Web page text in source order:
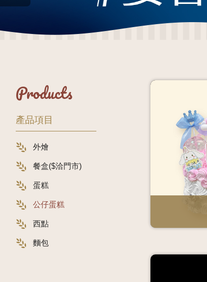
Products
產品項目
外燴
餐盒($洽門市)
蛋糕
公仔蛋糕
西點
麵包